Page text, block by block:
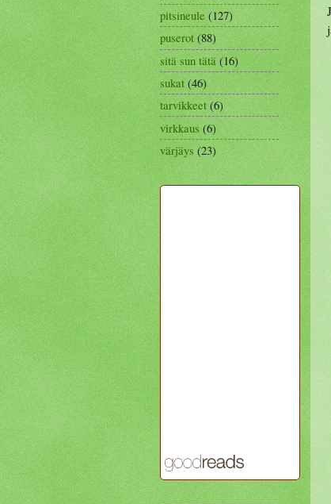
pitsineule (127)
puserot (88)
sitä sun tätä (16)
sukat (46)
tarvikkeet (6)
virkkaus (6)
värjäys (23)